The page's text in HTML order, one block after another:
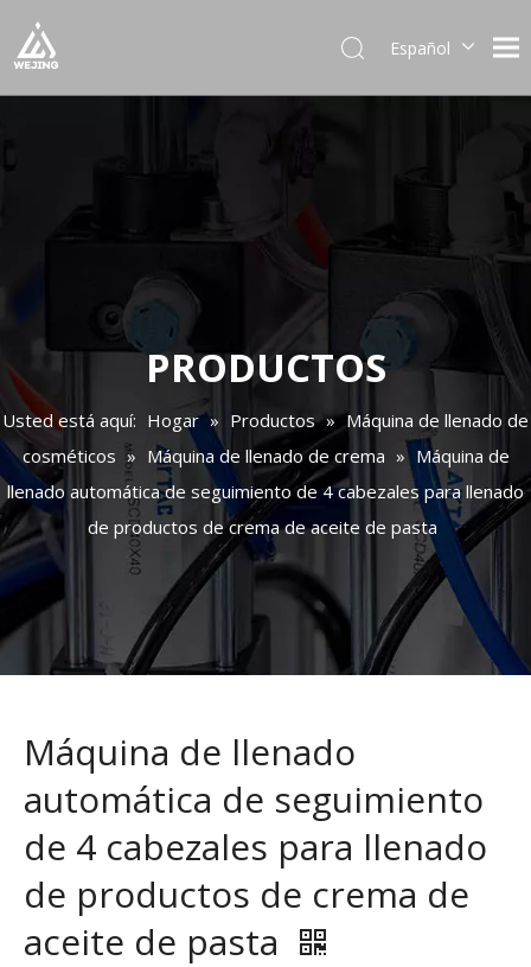
Español
Deutsch
日本語
PRODUCTOS
Usted está aquí: Hogar » Productos » Máquina de llenado de
cosméticos » Máquina de llenado de crema » Máquina de
llenado automática de seguimiento de 4 cabezales para llenado
de productos de crema de aceite de pasta
Máquina de llenado
automática de seguimiento
de 4 cabezales para llenado
de productos de crema de
aceite de pasta